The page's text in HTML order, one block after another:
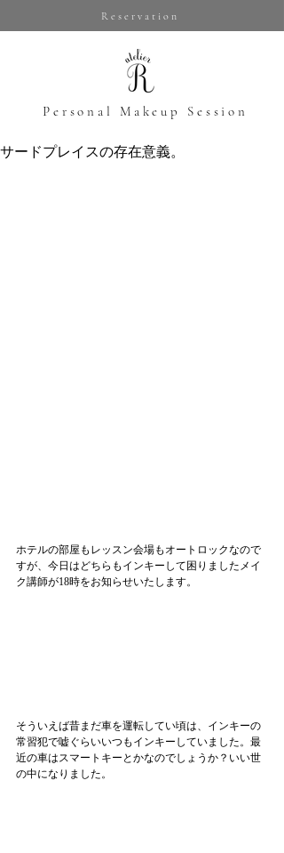
Reservation
​Personal Makeup Session
サードプレイスの存在意義。
ホテルの部屋もレッスン会場もオートロックなので
すが、今日はどちらもインキーして困りましたメイ
ク講師が18時をお知らせいたします。
そういえば昔まだ車を運転してい頃は、インキーの
常習犯で嘘ぐらいいつもインキーしていました。最
近の車はスマートキーとかなのでしょうか？いい世
の中になりました。